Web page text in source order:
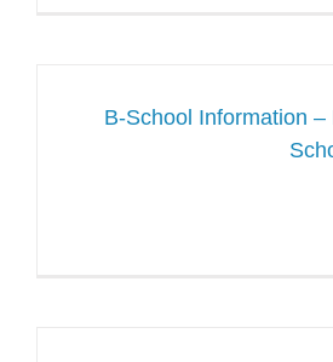
B-School Information